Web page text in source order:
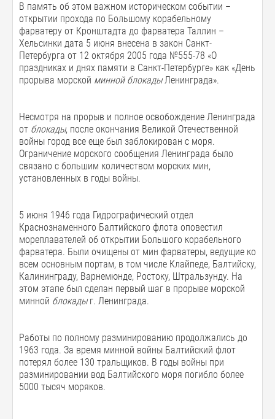
В память об этом важном историческом событии –
открытии прохода по Большому корабельному
фарватеру от Кронштадта до фарватера Таллин –
Хельсинки дата 5 июня внесена в закон Санкт-
Петербурга от 12 октября 2005 года №555-78 «О
праздниках и днях памяти в Санкт-Петербурге» как «День
прорыва морской минной блокадыЛенинграда».
Несмотря на прорыв и полное освобождение Ленинграда
от блокады, после окончания Великой Отечественной
войны город все еще был заблокирован с моря.
Ограничение морского сообщения Ленинграда было
связано с большим количеством морских мин,
установленных в годы войны.
5 июня 1946 года Гидрографический отдел
Краснознаменного Балтийского флота оповестил
мореплавателей об открытии Большого корабельного
фарватера. Были очищены от мин фарватеры, ведущие ко
всем основным портам, в том числе Клайпеде, Балтийску,
Калининграду, Варнемюнде, Ростоку, Штральзунду. На
этом этапе был сделан первый шаг в прорыве морской
минной блокадыг. Ленинграда.
Работы по полному разминированию продолжались до
1963 года. За время минной войны Балтийский флот
потерял более 130 тральщиков. В годы войны при
разминировании вод Балтийского моря погибло более
5000 тысяч моряков.